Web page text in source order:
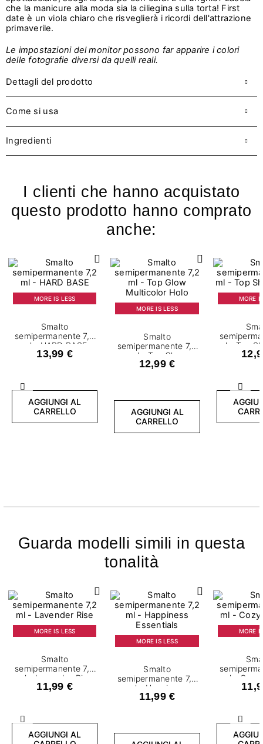
che la manicure alla moda sia la ciliegina sulla torta! First
date è un viola chiaro che risveglierà i ricordi dell'attrazione
primaverile.
Le impostazioni del monitor possono far apparire i colori
delle fotografie diversi da quelli reali.
Dettagli del prodotto
Come si usa
Ingredienti
I clienti che hanno acquistato
questo prodotto hanno comprato
anche:
Precedente
MORE IS LESS
Smalto
semipermanente 7,2
ml - HARD BASE
13,99 €
AGGIUNGI AL
CARRELLO
MORE IS LESS
Smalto
semipermanente 7,2
ml - Top Glow
Multicolor Holo
12,99 €
AGGIUNGI AL
CARRELLO
MORE
ml - Top
Guarda modelli simili in questa
tonalità
Precedente
MORE IS LESS
Smalto
semipermanente 7,2
ml - Lavender Rise
11,99 €
AGGIUNGI AL
MORE IS LESS
Smalto
semipermanente 7,2
ml - Happiness
Essentials
11,99 €
MORE
ml -